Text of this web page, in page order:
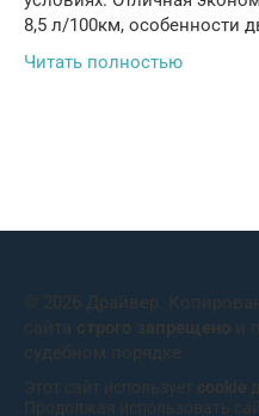
8,5 л/100км, особенности
Читать полностью
© 2026 Драйвер.
сайта строго запрещено и
судебном порядке
Этот сайт использует cookie
Продолжая использовать